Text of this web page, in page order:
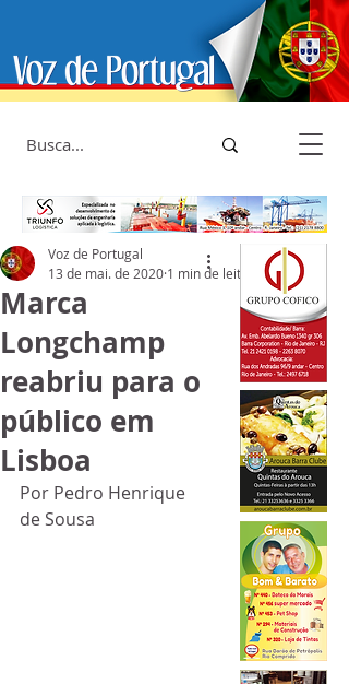
Marca
Longchamp
reabriu para o
público em
Lisboa
Voz de Portugal
13 de mai. de 2020 1 min de leitura
Por Pedro Henrique
de Sousa